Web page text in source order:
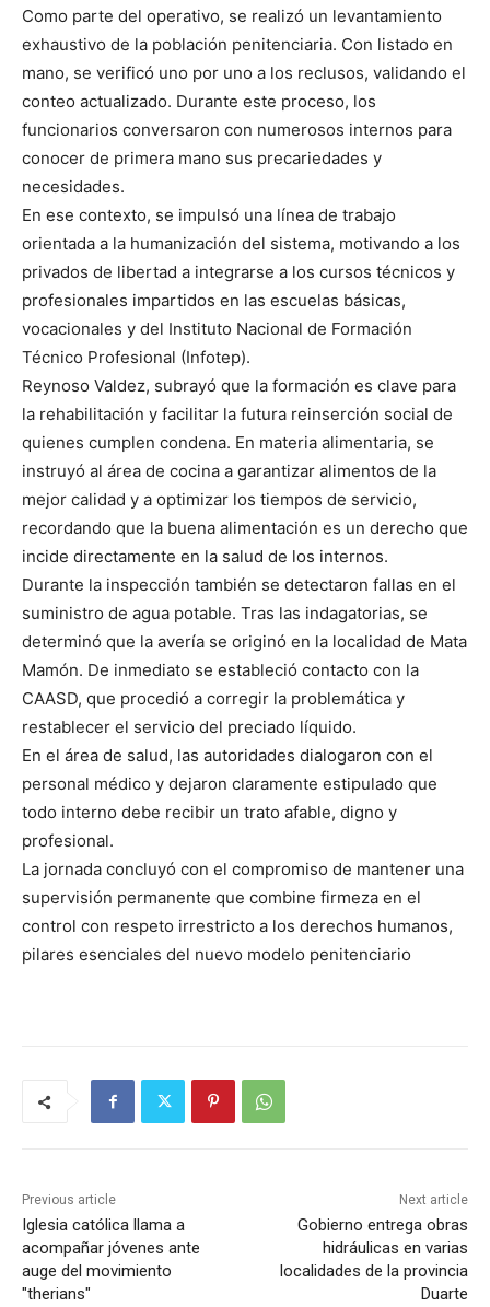
Como parte del operativo, se realizó un levantamiento
exhaustivo de la población penitenciaria. Con listado en
mano, se verificó uno por uno a los reclusos, validando el
conteo actualizado. Durante este proceso, los
funcionarios conversaron con numerosos internos para
conocer de primera mano sus precariedades y
necesidades.
En ese contexto, se impulsó una línea de trabajo
orientada a la humanización del sistema, motivando a los
privados de libertad a integrarse a los cursos técnicos y
profesionales impartidos en las escuelas básicas,
vocacionales y del Instituto Nacional de Formación
Técnico Profesional (Infotep).
Reynoso Valdez, subrayó que la formación es clave para
la rehabilitación y facilitar la futura reinserción social de
quienes cumplen condena. En materia alimentaria, se
instruyó al área de cocina a garantizar alimentos de la
mejor calidad y a optimizar los tiempos de servicio,
recordando que la buena alimentación es un derecho que
incide directamente en la salud de los internos.
Durante la inspección también se detectaron fallas en el
suministro de agua potable. Tras las indagatorias, se
determinó que la avería se originó en la localidad de Mata
Mamón. De inmediato se estableció contacto con la
CAASD, que procedió a corregir la problemática y
restablecer el servicio del preciado líquido.
En el área de salud, las autoridades dialogaron con el
personal médico y dejaron claramente estipulado que
todo interno debe recibir un trato afable, digno y
profesional.
La jornada concluyó con el compromiso de mantener una
supervisión permanente que combine firmeza en el
control con respeto irrestricto a los derechos humanos,
pilares esenciales del nuevo modelo penitenciario
Previous article
Iglesia católica llama a
acompañar jóvenes ante
auge del movimiento
"therians"
Next article
Gobierno entrega obras
hidráulicas en varias
localidades de la provincia
Duarte